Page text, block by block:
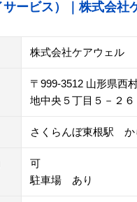
ービス）｜株式会社
株式会社ケアウェル
〒999-3512 山形県西
地中央５丁目５－２６
さくらんぼ東根駅
可
駐車場 あり